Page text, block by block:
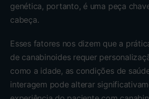
genética, portanto, é uma peça
cabeça.
Esses fatores nos dizem que a
de canabinoides requer
como a idade, as condições de
interagem pode alterar